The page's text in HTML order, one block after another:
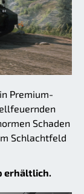
Premium-
Schaden
Schlachtfeld
erhältlich.